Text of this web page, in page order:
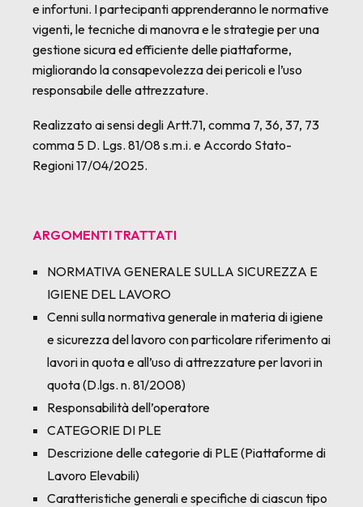
e infortuni. I partecipanti apprenderanno le normative
vigenti, le tecniche di manovra e le strategie per una
gestione sicura ed efficiente delle piattaforme,
migliorando la consapevolezza dei pericoli e l’uso
responsabile delle attrezzature.
Realizzato ai sensi degli Artt.71, comma 7, 36, 37, 73
comma 5 D. Lgs. 81/08 s.m.i. e Accordo Stato-
Regioni 17/04/2025.
ARGOMENTI TRATTATI
NORMATIVA GENERALE SULLA SICUREZZA E
IGIENE DEL LAVORO
Cenni sulla normativa generale in materia di igiene
e sicurezza del lavoro con particolare riferimento ai
lavori in quota e all’uso di attrezzature per lavori in
quota (D.lgs. n. 81/2008)
Responsabilità dell’operatore
CATEGORIE DI PLE
Descrizione delle categorie di PLE (Piattaforme di
Lavoro Elevabili)
Caratteristiche generali e specifiche di ciascun tipo